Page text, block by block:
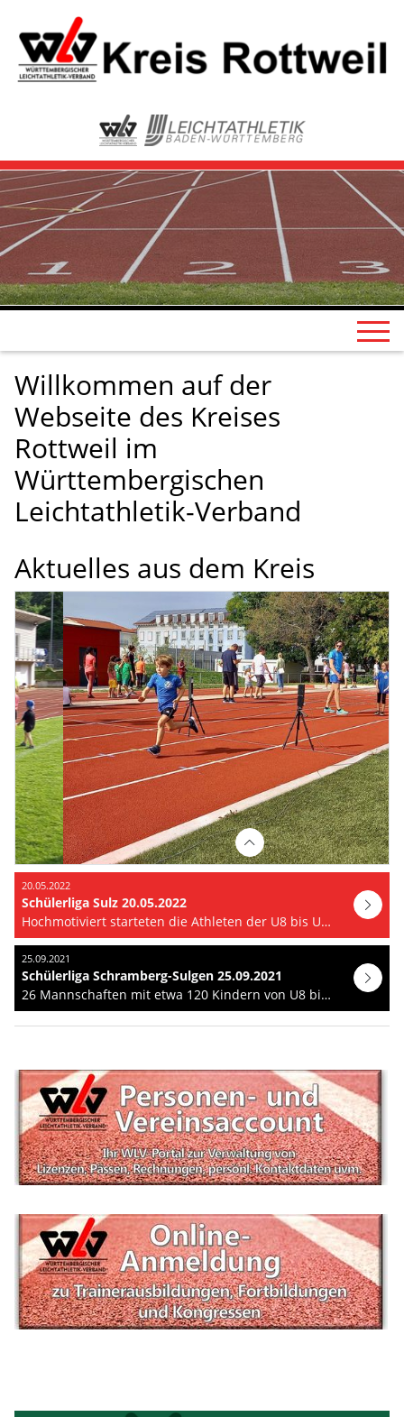
Willkommen auf der
Webseite des Kreises
Rottweil im
Württembergischen
Leichtathletik-Verband
Aktuelles aus dem Kreis
20.05.2022
Schülerliga Sulz 20.05.2022
Hochmotiviert starteten die Athleten der U8 bis U12 aus den Kreisvereinen in die Schülerliga 2022 in…
25.09.2021
Schülerliga Schramberg-Sulgen 25.09.2021
26 Mannschaften mit etwa 120 Kindern von U8 bis U12 aus den Kreisvereinen starteten bei der…